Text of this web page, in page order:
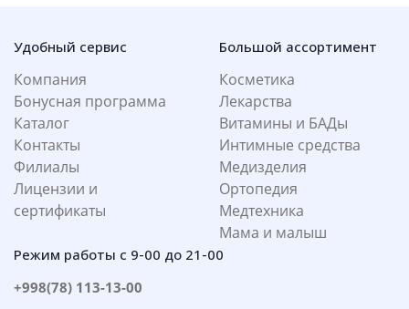
Удобный сервис
Компания
Бонусная программа
Каталог
Контакты
Филиалы
Лицензии и
сертификаты
Большой ассортимент
Косметика
Лекарства
Витамины и БАДы
Интимные средства
Медизделия
Ортопедия
Медтехника
Мама и малыш
Режим работы с 9-00 до 21-00
+998(78) 113-13-00